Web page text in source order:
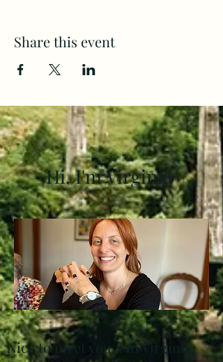
all’oggettistica, dall’abbigliamento alla
Durante tutta la giornata di sabato si
potrà infatti passeggiare nelle via del
di articoli presenti nel mercato. Un
appuntamento imperdibile e adatto alle
famiglie che vogliano fare una fuga in
totale relax.
Share this event
Hi, I'm Virginia
Nice to meet you, I'm Virginia,